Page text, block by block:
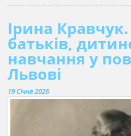
Ірина
батьків,
навчання у
Львові
19 Січня 2026